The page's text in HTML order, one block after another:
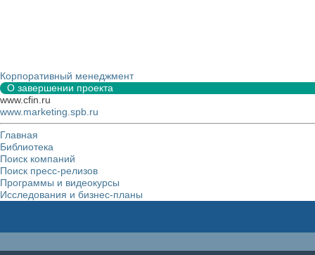
Корпоративный менеджмент
О завершении проекта
www.cfin.ru
www.marketing.spb.ru
Главная
Библиотека
Поиск компаний
Поиск пресс-релизов
Программы и видеокурсы
Исследования и бизнес-планы